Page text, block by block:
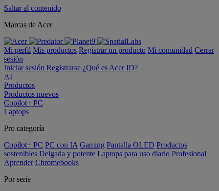
Saltar al contenido
Marcas de Acer
Mi perfil Mis productos Registrar un producto Mi comunidad Cerrar
sesión
Iniciar sesión Registrarse ¿Qué es Acer ID?
AI
Productos
Productos nuevos
Copilot+ PC
Laptops
Pro categoría
Copilot+ PC PC con IA Gaming Pantalla OLED Productos
sostenibles Delgada y potente Laptops para uso diario Profesional
Aprender Chromebooks
Por serie